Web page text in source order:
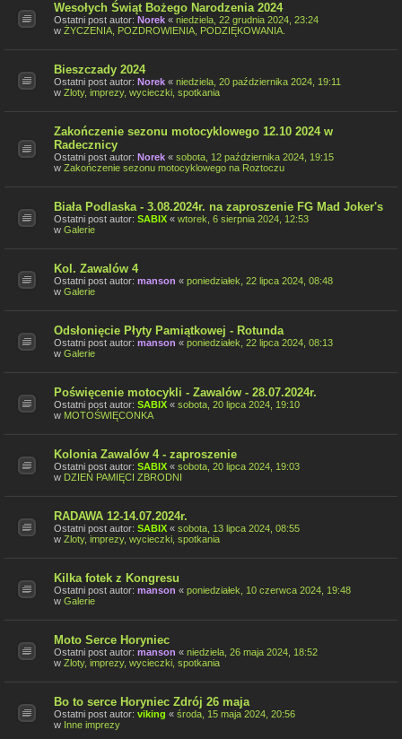
Wesołych Świąt Bożego Narodzenia 2024
Ostatni post autor: Norek « niedziela, 22 grudnia 2024, 23:24
w ŻYCZENIA, POZDROWIENIA, PODZIĘKOWANIA.
Bieszczady 2024
Ostatni post autor: Norek « niedziela, 20 października 2024, 19:11
w Zloty, imprezy, wycieczki, spotkania
Zakończenie sezonu motocyklowego 12.10 2024 w
Radecznicy
Ostatni post autor: Norek « sobota, 12 października 2024, 19:15
w Zakończenie sezonu motocyklowego na Roztoczu
Biała Podlaska - 3.08.2024r. na zaproszenie FG Mad Joker's
Ostatni post autor: SABIX « wtorek, 6 sierpnia 2024, 12:53
w Galerie
Kol. Zawalów 4
Ostatni post autor: manson « poniedziałek, 22 lipca 2024, 08:48
w Galerie
Odsłonięcie Płyty Pamiątkowej - Rotunda
Ostatni post autor: manson « poniedziałek, 22 lipca 2024, 08:13
w Galerie
Poświęcenie motocykli - Zawalów - 28.07.2024r.
Ostatni post autor: SABIX « sobota, 20 lipca 2024, 19:10
w MOTOŚWIĘCONKA
Kolonia Zawalów 4 - zaproszenie
Ostatni post autor: SABIX « sobota, 20 lipca 2024, 19:03
w DZIEŃ PAMIĘCI ZBRODNI
RADAWA 12-14.07.2024r.
Ostatni post autor: SABIX « sobota, 13 lipca 2024, 08:55
w Zloty, imprezy, wycieczki, spotkania
Kilka fotek z Kongresu
Ostatni post autor: manson « poniedziałek, 10 czerwca 2024, 19:48
w Galerie
Moto Serce Horyniec
Ostatni post autor: manson « niedziela, 26 maja 2024, 18:52
w Zloty, imprezy, wycieczki, spotkania
Bo to serce Horyniec Zdrój 26 maja
Ostatni post autor: viking « środa, 15 maja 2024, 20:56
w Inne imprezy